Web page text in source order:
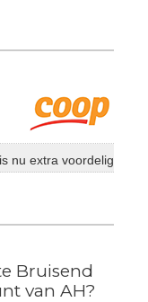
nu extra voordelig
Bruisend
van AH?